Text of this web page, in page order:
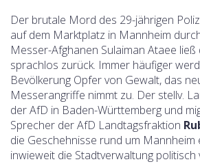
Der brutale Mord des 29-jährigen
auf dem Marktplatz in Mannheim
Messer-Afghanen Sulaiman Ataee ließ
sprachlos zurück. Immer häufiger
Bevölkerung Opfer von Gewalt, das
Messerangriffe nimmt zu. Der stellv.
der AfD in Baden-Württemberg und
Sprecher der AfD Landtagsfraktion
die Geschehnisse rund um Mannheim
inwieweit die Stadtverwaltung politisch